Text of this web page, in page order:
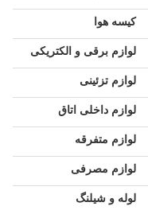
کیسه هوا
لوازم برقی و الکتریکی
لوازم تزئینی
لوازم داخلی اتاق
لوازم متفرقه
لوازم مصرفی
لوله و شیلنگ